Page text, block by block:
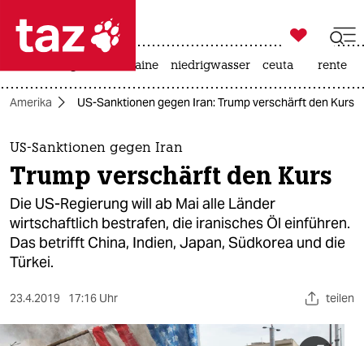
 taz zahl ich
taz zahl ich
themen
politik
öko
gesellschaft
kultur
sport

taz zahl ich
krieg in der ukraine niedrigwasser ceuta rente
Amerika US-Sanktionen gegen Iran: Trump verschärft den Kurs
US-Sanktionen gegen Iran
Trump verschärft den Kurs
Die US-Regierung will ab Mai alle Länder
wirtschaftlich bestrafen, die iranisches Öl einführen.
Das betrifft China, Indien, Japan, Südkorea und die
Türkei.
23.4.2019 17:16 Uhr teilen